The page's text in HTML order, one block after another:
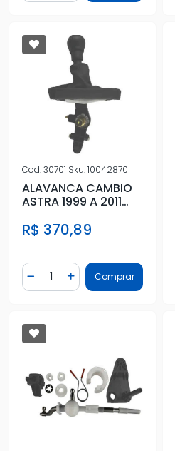
Cod.30701 Sku.10042870
ALAVANCA CAMBIO
ASTRA 1999 A 2011
R$ 370,89
Diminuir Quantidade
Quantidade
Adicionar Quantidade
Comprar